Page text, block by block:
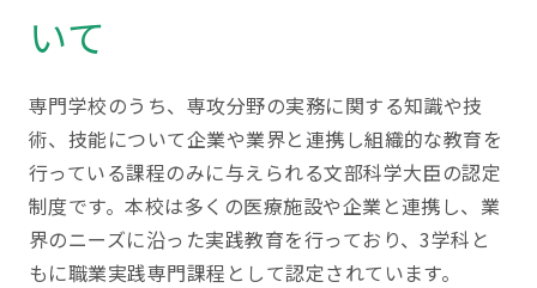
いて
専門学校のうち、専攻分野の実務に関する知識や技
術、技能について企業や業界と連携し組織的な教育を
行っている課程のみに与えられる文部科学大臣の認定
制度です。本校は多くの医療施設や企業と連携し、業
界のニーズに沿った実践教育を行っており、3学科と
もに職業実践専門課程として認定されています。